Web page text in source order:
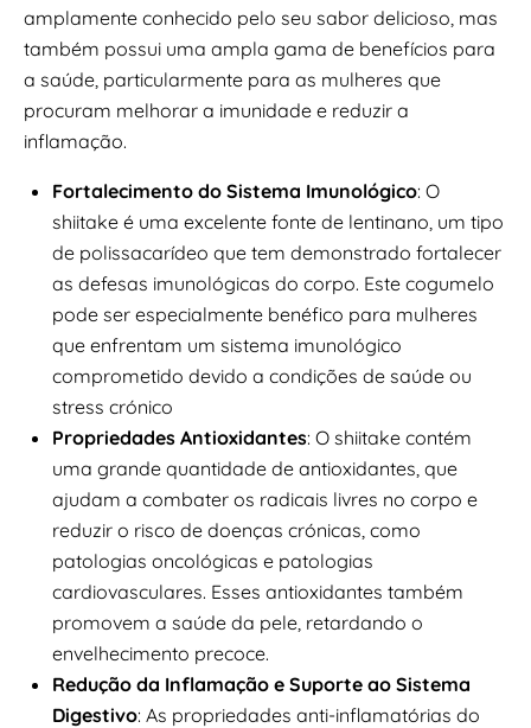
amplamente conhecido pelo seu sabor delicioso, mas
também possui uma ampla gama de benefícios para
a saúde, particularmente para as mulheres que
procuram melhorar a imunidade e reduzir a
inflamação.
Fortalecimento do Sistema Imunológico: O
shiitake é uma excelente fonte de lentinano, um tipo
de polissacarídeo que tem demonstrado fortalecer
as defesas imunológicas do corpo. Este cogumelo
pode ser especialmente benéfico para mulheres
que enfrentam um sistema imunológico
comprometido devido a condições de saúde ou
stress crónico
Propriedades Antioxidantes: O shiitake contém
uma grande quantidade de antioxidantes, que
ajudam a combater os radicais livres no corpo e
reduzir o risco de doenças crónicas, como
patologias oncológicas e patologias
cardiovasculares. Esses antioxidantes também
promovem a saúde da pele, retardando o
envelhecimento precoce.
Redução da Inflamação e Suporte ao Sistema
Digestivo: As propriedades anti-inflamatórias do